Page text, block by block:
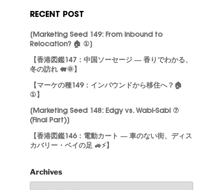
RECENT POST
[Marketing Seed 149: From Inbound to
Relocation? 🏠 ①]
【香港図鑑147：中国ソーセージ ― 香りでわかる、
冬の訪れ 🐖🌞】
【マーケの種149：インバウンドから移住へ？🏠
①】
[Marketing Seed 148: Edgy vs. Wabi-Sabi ⑦
(Final Part)]
【香港図鑑146：電動カート ― 車のない街、ディス
カバリー・ベイの足 🚙⚡】
Archives